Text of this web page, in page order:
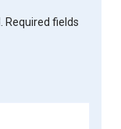
Required fields